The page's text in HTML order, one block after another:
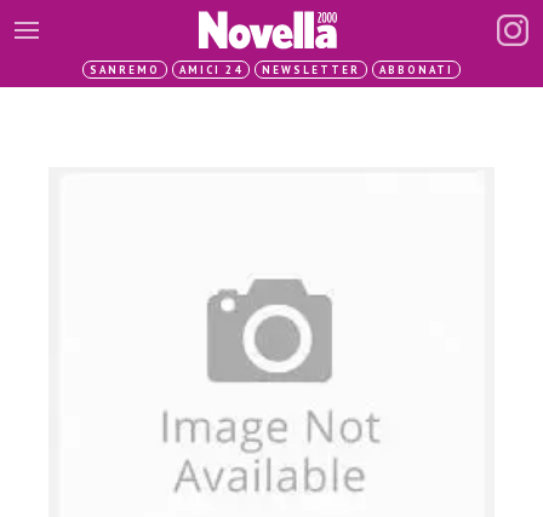
SANREMO AMICI 24 NEWSLETTER ABBONATI